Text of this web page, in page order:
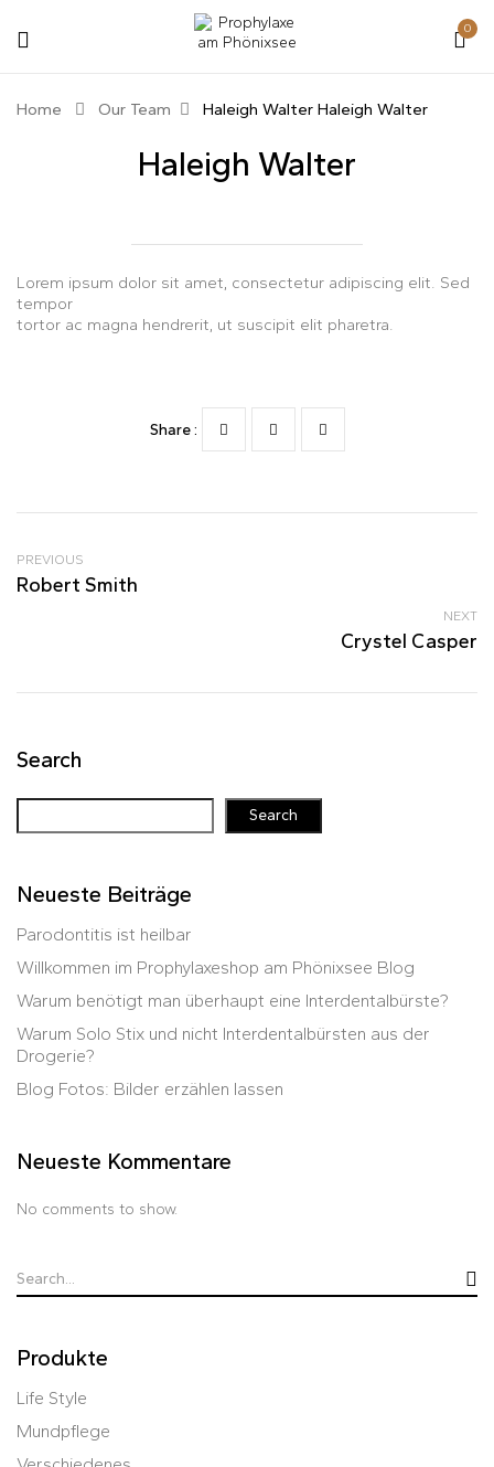
0
Home Our Team Haleigh Walter Haleigh Walter
Haleigh Walter
Search
Search
Neueste Beiträge
Parodontitis ist heilbar
Willkommen im Prophylaxeshop am Phönixsee Blog
Warum benötigt man überhaupt eine Interdentalbürste?
Warum Solo Stix und nicht Interdentalbürsten aus der
Drogerie?
Blog Fotos: Bilder erzählen lassen
Neueste Kommentare
No comments to show.
Produkte
Life Style
Mundpflege
Lorem ipsum dolor sit amet, consectetur adipiscing elit. Sed
tempor
tortor ac magna hendrerit, ut suscipit elit pharetra.
Share :
PREVIOUS
Robert Smith
NEXT
Crystel Casper